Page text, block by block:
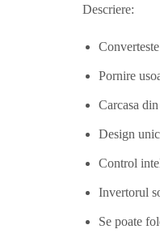
Descriere:
Pornire
Carcasa
Design
Control
Invertorul
Se poate